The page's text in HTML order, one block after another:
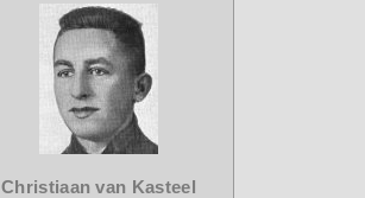
Christiaan van Kasteel